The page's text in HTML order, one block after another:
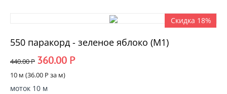
Скидка 18%
550 паракорд - зеленое яблоко (М1)
440.00Р 360.00 Р
10 м (36.00 Р за м)
моток 10 м